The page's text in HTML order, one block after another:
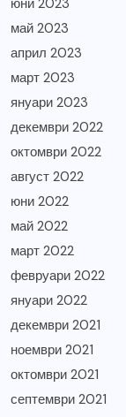
юни 2023
май 2023
април 2023
март 2023
януари 2023
декември 2022
октомври 2022
август 2022
юни 2022
май 2022
март 2022
февруари 2022
януари 2022
декември 2021
ноември 2021
октомври 2021
септември 2021